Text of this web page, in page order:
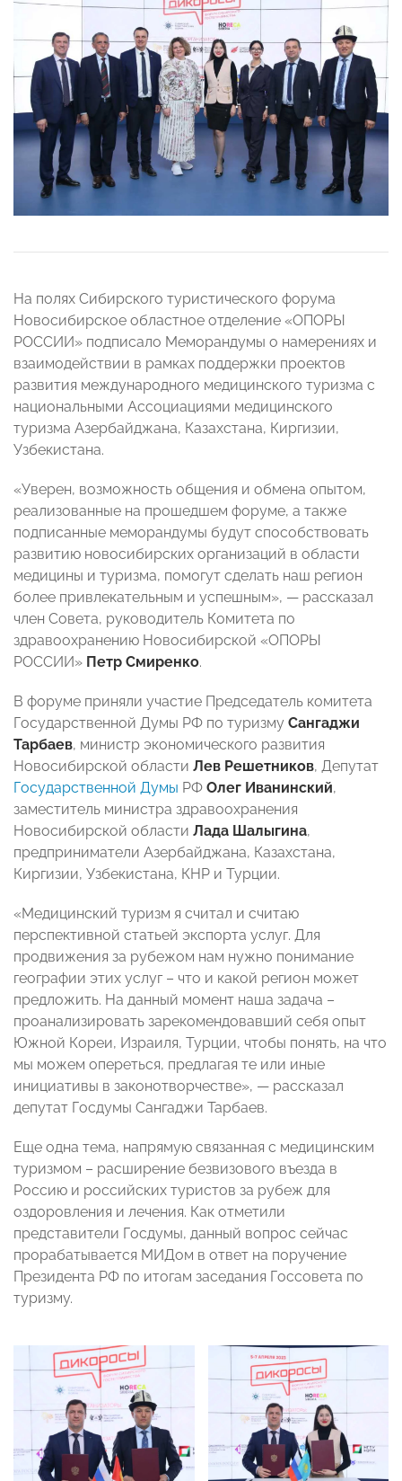
На полях Сибирского туристического форума
Новосибирское областное отделение «ОПОРЫ
РОССИИ» подписало Меморандумы о намерениях и
взаимодействии в рамках поддержки проектов
развития международного медицинского туризма с
национальными Ассоциациями медицинского
туризма Азербайджана, Казахстана, Киргизии,
Узбекистана.
«Уверен, возможность общения и обмена опытом,
реализованные на прошедшем форуме, а также
подписанные меморандумы будут способствовать
развитию новосибирских организаций в области
медицины и туризма, помогут сделать наш регион
более привлекательным и успешным», — рассказал
член Совета, руководитель Комитета по
здравоохранению Новосибирской «ОПОРЫ
РОССИИ» Петр Смиренко.
В форуме приняли участие Председатель комитета
Государственной Думы РФ по туризму Сангаджи
Тарбаев, министр экономического развития
Новосибирской области Лев Решетников, Депутат
Государственной Думы РФ Олег Иванинский,
заместитель министра здравоохранения
Новосибирской области Лада Шалыгина,
предприниматели Азербайджана, Казахстана,
Киргизии, Узбекистана, КНР и Турции.
«Медицинский туризм я считал и считаю
перспективной статьей экспорта услуг. Для
продвижения за рубежом нам нужно понимание
географии этих услуг – что и какой регион может
предложить. На данный момент наша задача –
проанализировать зарекомендовавший себя опыт
Южной Кореи, Израиля, Турции, чтобы понять, на что
мы можем опереться, предлагая те или иные
инициативы в законотворчестве», — рассказал
депутат Госдумы Сангаджи Тарбаев.
Еще одна тема, напрямую связанная с медицинским
туризмом – расширение безвизового въезда в
Россию и российских туристов за рубеж для
оздоровления и лечения. Как отметили
представители Госдумы, данный вопрос сейчас
прорабатывается МИДом в ответ на поручение
Президента РФ по итогам заседания Госсовета по
туризму.